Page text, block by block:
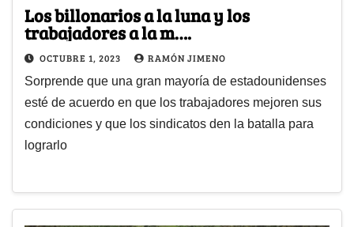
Los billonarios a la luna y los
trabajadores a la m….
OCTUBRE 1, 2023 RAMÓN JIMENO
Sorprende que una gran mayoría de estadounidenses
esté de acuerdo en que los trabajadores mejoren sus
condiciones y que los sindicatos den la batalla para
lograrlo